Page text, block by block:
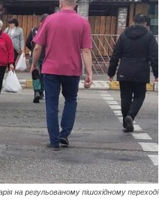
на регульованому пішохідному переході